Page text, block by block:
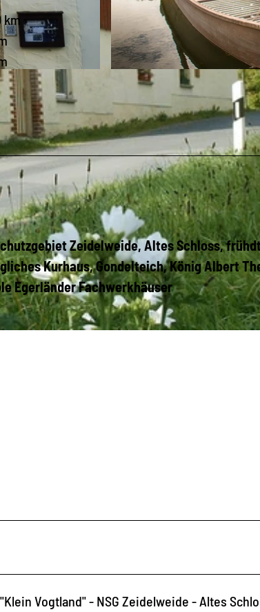
© Archiv Osterpfad Vogtland / Jan Bräuer | CC-BY-SA
km
Zeidelweide, Altes Schloss,
Kurhaus, Gondelteich, König Albert
Egerländer Fachwerkhäuser
Vogtland" - NSG Zeidelweide - Altes